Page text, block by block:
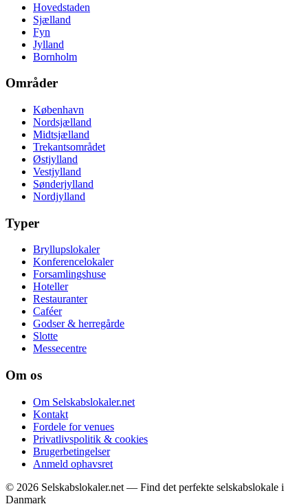
Hovedstaden
Sjælland
Fyn
Jylland
Bornholm
Områder
København
Nordsjælland
Midtsjælland
Trekantsområdet
Østjylland
Vestjylland
Sønderjylland
Nordjylland
Typer
Bryllupslokaler
Konferencelokaler
Forsamlingshuse
Hoteller
Restauranter
Caféer
Godser & herregårde
Slotte
Messecentre
Om os
Om Selskabslokaler.net
Kontakt
Fordele for venues
Privatlivspolitik & cookies
Brugerbetingelser
Anmeld ophavsret
© 2026 Selskabslokaler.net — Find det perfekte selskabslokale i
Danmark